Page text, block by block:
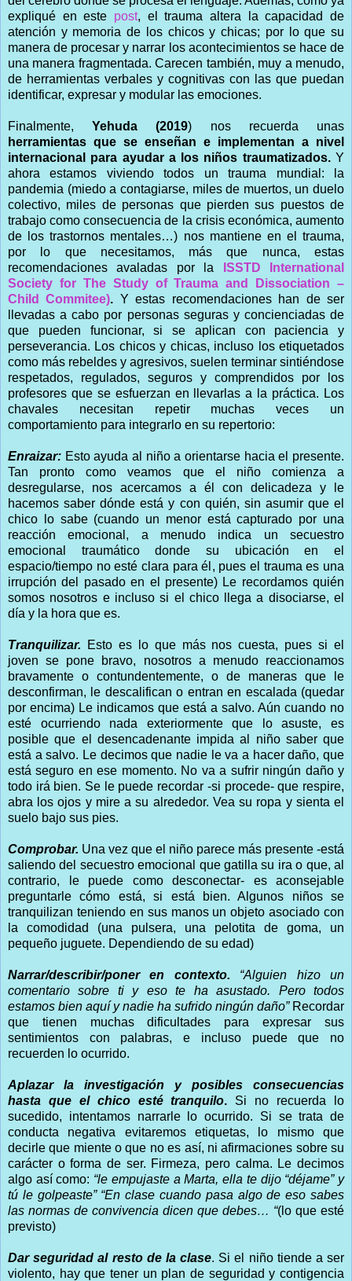
expliqué en este post, el trauma altera la capacidad de
atención y memoria de los chicos y chicas; por lo que su
manera de procesar y narrar los acontecimientos se hace de
una manera fragmentada. Carecen también, muy a menudo,
de herramientas verbales y cognitivas con las que puedan
identificar, expresar y modular las emociones.
Finalmente,Yehuda (2019) nos recuerda unas
herramientas que se enseñan e implementan a nivel
internacional para ayudar a los niños traumatizados.Y
ahora estamos viviendo todos un trauma mundial: la
pandemia (miedo a contagiarse, miles de muertos, un duelo
colectivo, miles de personas que pierden sus puestos de
trabajo como consecuencia de la crisis económica, aumento
de los trastornos mentales…) nos mantiene en el trauma,
por lo que necesitamos, más que nunca, estas
recomendaciones avaladas por la
ISSTD International
Society for The Study of Trauma and Dissociation –
Child Commitee). Y estas recomendaciones han de ser
llevadas a cabo por personas seguras y concienciadas de
que pueden funcionar, si se aplican con paciencia y
perseverancia. Los chicos y chicas, incluso los etiquetados
como más rebeldes y agresivos, suelen terminar sintiéndose
respetados, regulados, seguros y comprendidos por los
profesores que se esfuerzan en llevarlas a la práctica. Los
chavales necesitan repetir muchas veces un
comportamiento para integrarlo en su repertorio:
Enraizar: Esto ayuda al niño a orientarse hacia el presente.
Tan pronto como veamos que el niño comienza a
desregularse, nos acercamos a él con delicadeza y le
hacemos saber dónde está y con quién, sin asumir que el
chico lo sabe (cuando un menor está capturado por una
reacción emocional, a menudo indica un secuestro
emocional traumático donde su ubicación en el
espacio/tiempo no esté clara para él, pues el trauma es una
irrupción del pasado en el presente) Le recordamos quién
somos nosotros e incluso si el chico llega a disociarse, el
día y la hora que es.
Tranquilizar.
Esto es lo que más nos cuesta, pues si el
joven se pone bravo, nosotros a menudo reaccionamos
bravamente o contundentemente, o de maneras que le
desconfirman, le descalifican o entran en escalada (quedar
por encima) Le indicamos que está a salvo. Aún cuando no
esté ocurriendo nada exteriormente que lo asuste, es
posible que el desencadenante impida al niño saber que
está a salvo. Le decimos que nadie le va a hacer daño, que
está seguro en ese momento. No va a sufrir ningún daño y
todo irá bien. Se le puede recordar -si procede- que respire,
abra los ojos y mire a su alrededor. Vea su ropa y sienta el
suelo bajo sus pies.
Comprobar. Una vez que el niño parece más presente -está
saliendo del secuestro emocional que gatilla su ira o que, al
contrario, le puede como desconectar- es aconsejable
preguntarle cómo está, si está bien. Algunos niños se
tranquilizan teniendo en sus manos un objeto asociado con
la comodidad (una pulsera, una pelotita de goma, un
pequeño juguete. Dependiendo de su edad)
Narrar/describir/poner en contexto.
“Alguien hizo un
comentario sobre ti y eso te ha asustado. Pero todos
estamos bien aquí y nadie ha sufrido ningún daño”Recordar
que tienen muchas dificultades para expresar sus
sentimientos con palabras, e incluso puede que no
recuerden lo ocurrido.
Aplazar la investigación y posibles consecuencias
hasta que el chico esté tranquilo. Si no recuerda lo
sucedido, intentamos narrarle lo ocurrido. Si se trata de
conducta negativa evitaremos etiquetas, lo mismo que
decirle que miente o que no es así, ni afirmaciones sobre su
carácter o forma de ser. Firmeza, pero calma. Le decimos
algo así como: “le empujaste a Marta, ella te dijo “déjame” y
tú le golpeaste” “En clase cuando pasa algo de eso sabes
las normas de convivencia dicen que debes… “(lo que esté
previsto)
Dar seguridad al resto de la clase. Si el niño tiende a ser
violento, hay que tener un plan de seguridad y contigencia